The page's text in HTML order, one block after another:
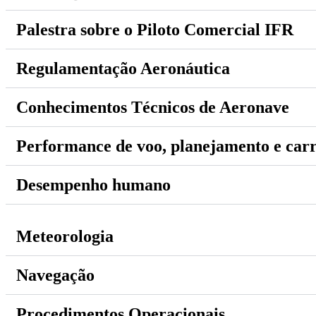
Palestra sobre o Piloto Comercial IFR
Regulamentação Aeronáutica
Conhecimentos Técnicos de Aeronave
Performance de voo, planejamento e
Desempenho humano
Meteorologia
Navegação